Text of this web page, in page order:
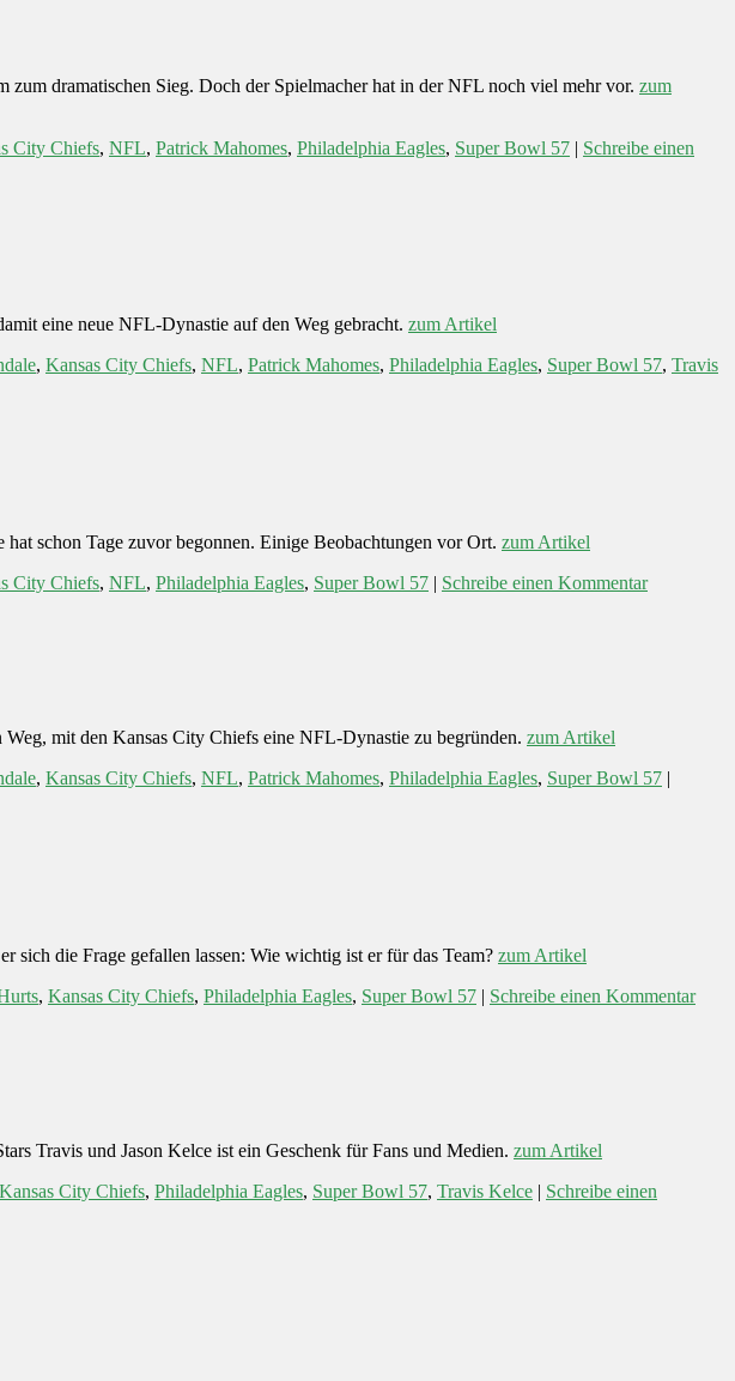
dramatischen Sieg. Doch der Spielmacher hat in der NFL noch viel mehr vor. zum
City Chiefs, NFL, Patrick Mahomes, Philadelphia Eagles, Super Bowl 57 | Schreibe einen
eine neue NFL-Dynastie auf den Weg gebracht. zum Artikel
, Kansas City Chiefs, NFL, Patrick Mahomes, Philadelphia Eagles, Super Bowl 57, Travis
schon Tage zuvor begonnen. Einige Beobachtungen vor Ort. zum Artikel
City Chiefs, NFL, Philadelphia Eagles, Super Bowl 57 | Schreibe einen Kommentar
mit den Kansas City Chiefs eine NFL-Dynastie zu begründen. zum Artikel
, Kansas City Chiefs, NFL, Patrick Mahomes, Philadelphia Eagles, Super Bowl 57 |
die Frage gefallen lassen: Wie wichtig ist er für das Team? zum Artikel
, Kansas City Chiefs, Philadelphia Eagles, Super Bowl 57 | Schreibe einen Kommentar
Travis und Jason Kelce ist ein Geschenk für Fans und Medien. zum Artikel
Kansas City Chiefs, Philadelphia Eagles, Super Bowl 57, Travis Kelce | Schreibe einen